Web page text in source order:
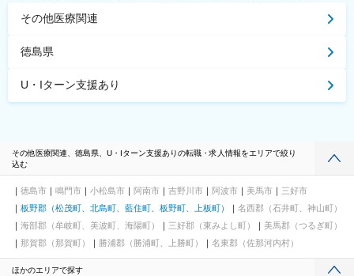
その他医療関連
徳島県
U・Iターン支援あり
その他医療関連、徳島県、U・Iターン支援ありの転職・求人情報をエリアで絞り
込む
徳島市 鳴門市 小松島市 阿南市 吉野川市 阿波市 美馬市
三好市
板野郡（松茂町、北島町、藍住町、板野町、上板町）
名西郡（石井町、神山町）
海部郡（牟岐町、美波町、海陽町）
三好郡（東みよし町）
美馬郡（つるぎ町）
那賀郡（那賀町）
勝浦郡（勝浦町、上勝町） 名東郡（佐那河内村）
ほかのエリアで探す